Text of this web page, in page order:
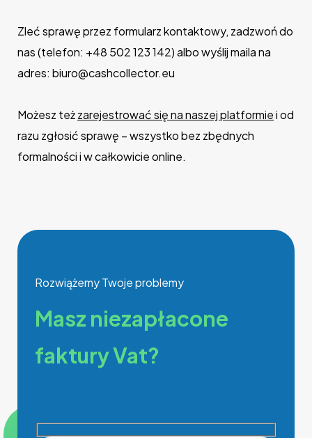
Zleć sprawę przez formularz kontaktowy, zadzwoń do
nas (telefon: +48 502 123 142​) albo wyślij maila na
adres: biuro@cashcollector.eu​
Możesz teżzarejestrować się na naszej platformiei od
razu zgłosić sprawę – wszystko bez zbędnych
formalności i w całkowicie online.
Rozwiążemy Twoje problemy
Masz niezapłacone
faktury Vat?